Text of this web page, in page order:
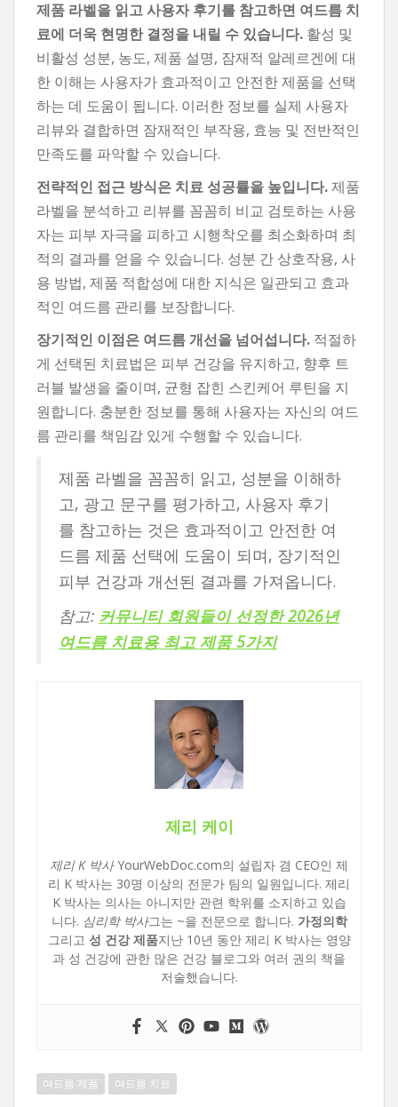
제품 라벨을 읽고 사용자 후기를 참고하면 여드름 치
료에 더욱 현명한 결정을 내릴 수 있습니다. 활성 및
비활성 성분, 농도, 제품 설명, 잠재적 알레르겐에 대
한 이해는 사용자가 효과적이고 안전한 제품을 선택
하는 데 도움이 됩니다. 이러한 정보를 실제 사용자
리뷰와 결합하면 잠재적인 부작용, 효능 및 전반적인
만족도를 파악할 수 있습니다.
전략적인 접근 방식은 치료 성공률을 높입니다.제품
라벨을 분석하고 리뷰를 꼼꼼히 비교 검토하는 사용
자는 피부 자극을 피하고 시행착오를 최소화하며 최
적의 결과를 얻을 수 있습니다. 성분 간 상호작용, 사
용 방법, 제품 적합성에 대한 지식은 일관되고 효과
적인 여드름 관리를 보장합니다.
장기적인 이점은 여드름 개선을 넘어섭니다. 적절하
게 선택된 치료법은 피부 건강을 유지하고, 향후 트
러블 발생을 줄이며, 균형 잡힌 스킨케어 루틴을 지
원합니다. 충분한 정보를 통해 사용자는 자신의 여드
름 관리를 책임감 있게 수행할 수 있습니다.
제품 라벨을 꼼꼼히 읽고, 성분을 이해하
고, 광고 문구를 평가하고, 사용자 후기
를 참고하는 것은 효과적이고 안전한 여
드름 제품 선택에 도움이 되며, 장기적인
피부 건강과 개선된 결과를 가져옵니다.
참고: 커뮤니티 회원들이 선정한 2026년
여드름 치료용 최고 제품 5가지
제리 케이
제리 K 박사YourWebDoc.com의 설립자 겸 CEO인 제
리 K 박사는 30명 이상의 전문가 팀의 일원입니다. 제리
K 박사는 의사는 아니지만 관련 학위를 소지하고 있습
니다. 심리학 박사그는 ~을 전문으로 합니다. 가정의학
그리고 성 건강 제품지난 10년 동안 제리 K 박사는 영양
과 성 건강에 관한 많은 건강 블로그와 여러 권의 책을
저술했습니다.
여드름 제품 여드름 치료